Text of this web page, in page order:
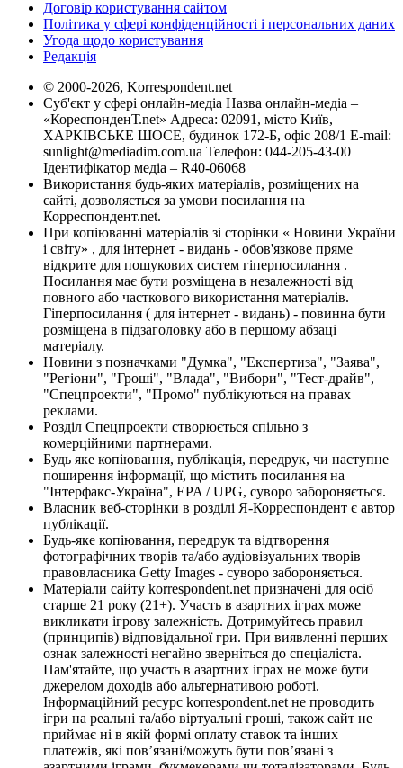
Договір користування сайтом
Політика у сфері конфіденційності і персональних даних
Угода щодо користування
Редакція
© 2000-2026, Korrespondent.net
Суб'єкт у сфері онлайн-медіа Назва онлайн-медіа –
«КореспонденТ.net» Адреса: 02091, місто Київ,
ХАРКІВСЬКЕ ШОСЕ, будинок 172-Б, офіс 208/1 E-mail:
sunlight@mediadim.com.ua Телефон: 044-205-43-00
Ідентифікатор медіа – R40-06068
Використання будь-яких матеріалів, розміщених на
сайті, дозволяється за умови посилання на
Корреспондент.net.
При копіюванні матеріалів зі сторінки « Новини України
і світу» , для інтернет - видань - обов'язкове пряме
відкрите для пошукових систем гіперпосилання .
Посилання має бути розміщена в незалежності від
повного або часткового використання матеріалів.
Гіперпосилання ( для інтернет - видань) - повинна бути
розміщена в підзаголовку або в першому абзаці
матеріалу.
Новини з позначками "Думка", "Експертиза", "Заява",
"Регіони", "Гроші", "Влада", "Вибори", "Тест-драйв",
"Спецпроекти", "Промо" публікуються на правах
реклами.
Розділ Спецпроекти створюється спільно з
комерційними партнерами.
Будь яке копіювання, публікація, передрук, чи наступне
поширення інформації, що містить посилання на
"Інтерфакс-Україна", EPA / UPG, суворо забороняється.
Власник веб-сторінки в розділі Я-Корреспондент є автор
публікації.
Будь-яке копіювання, передрук та відтворення
фотографічних творів та/або аудіовізуальних творів
правовласника Getty Images - суворо забороняється.
Матеріали сайту korrespondent.net призначені для осіб
старше 21 року (21+). Участь в азартних іграх може
викликати ігрову залежність. Дотримуйтесь правил
(принципів) відповідальної гри. При виявленні перших
ознак залежності негайно зверніться до спеціаліста.
Пам'ятайте, що участь в азартних іграх не може бути
джерелом доходів або альтернативою роботі.
Інформаційний ресурс korrespondent.net не проводить
ігри на реальні та/або віртуальні гроші, також сайт не
приймає ні в якій формі оплату ставок та інших
платежів, які пов’язані/можуть бути пов’язані з